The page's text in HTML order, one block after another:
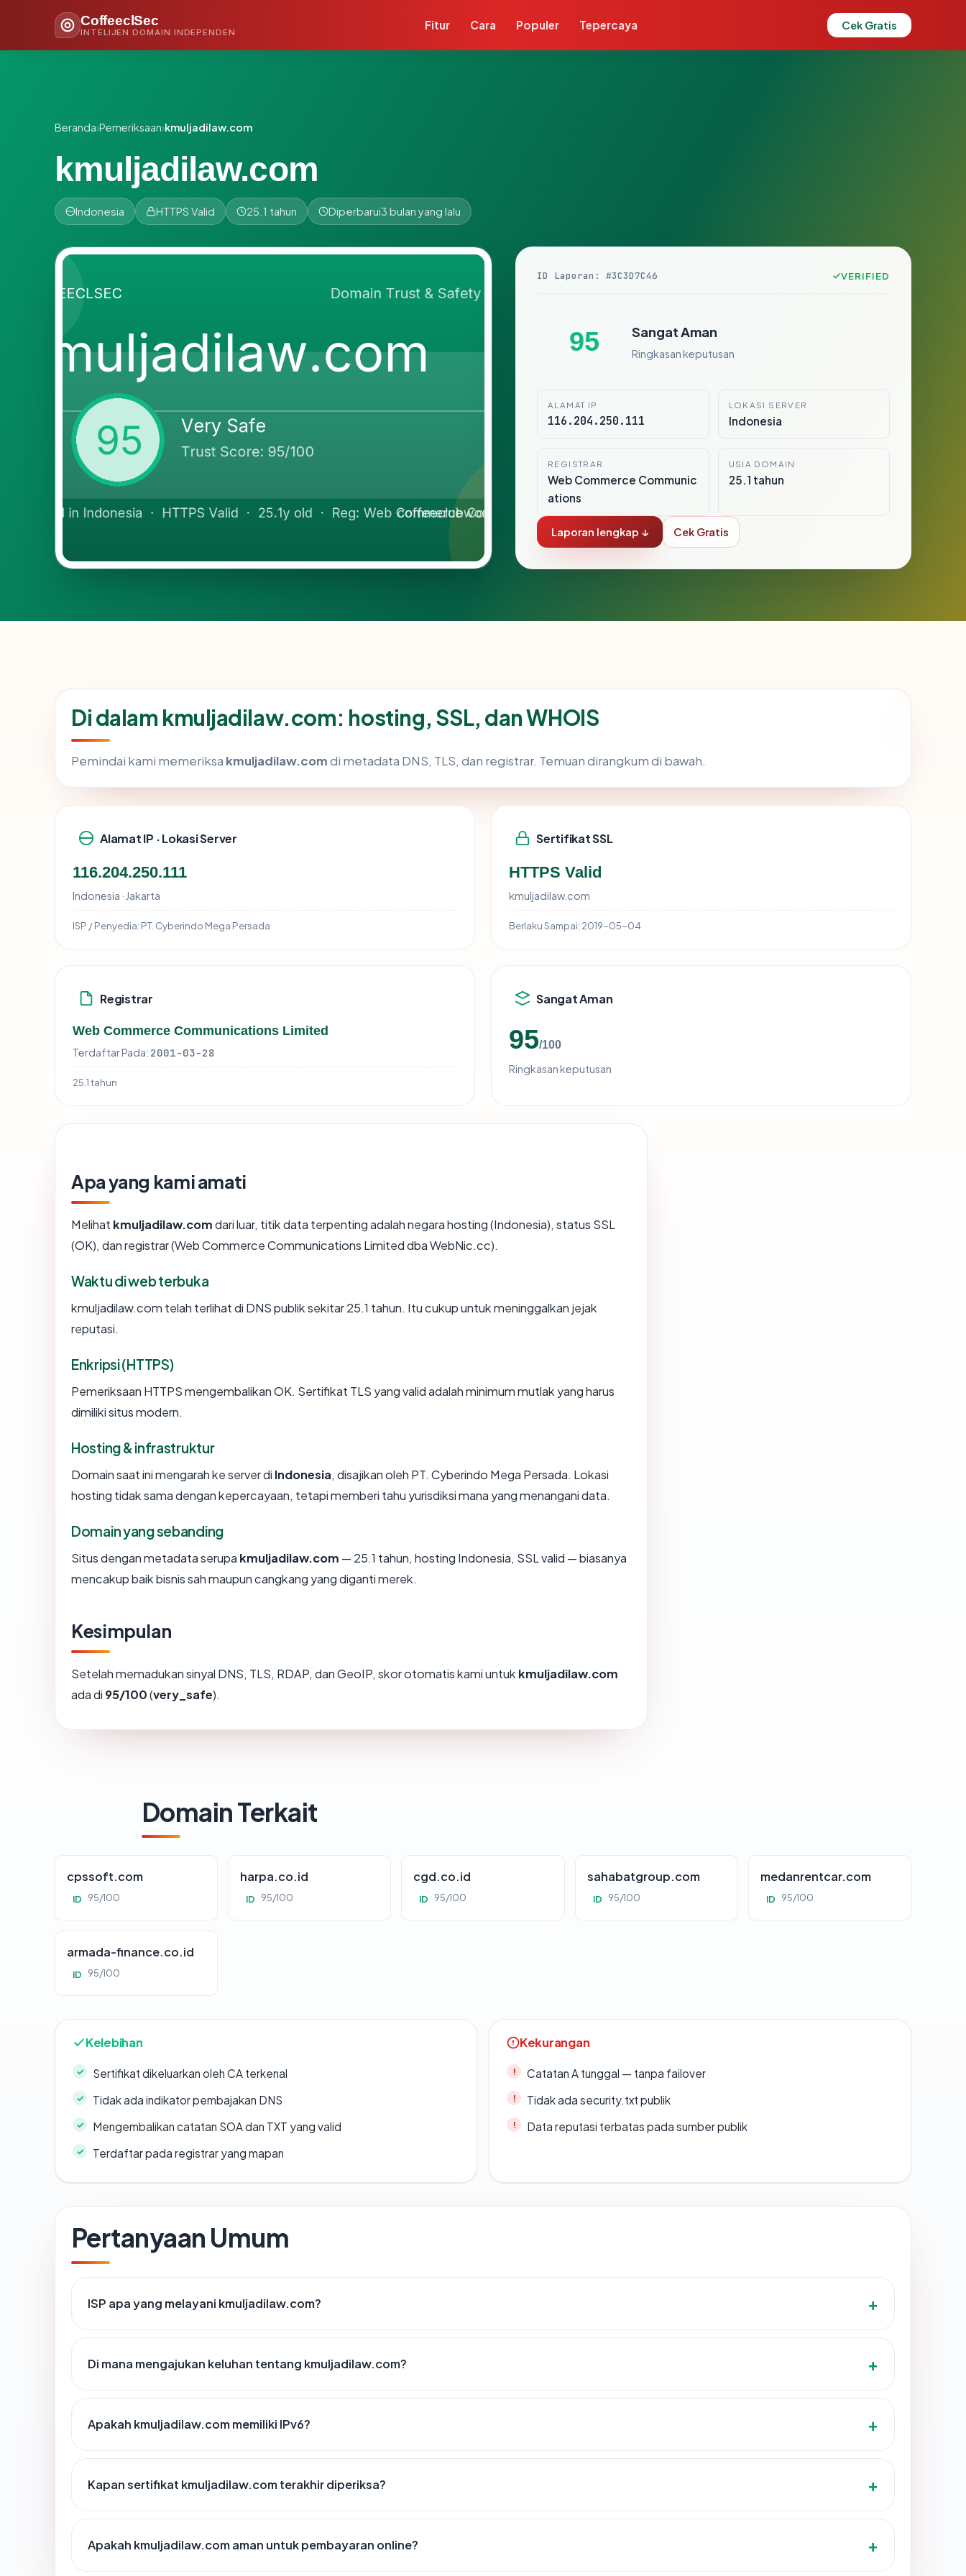
CoffeeclSec
INTELIJEN DOMAIN INDEPENDEN
Fitur Cara Populer Tepercaya Cek Gratis
Beranda›Pemeriksaan›kmuljadilaw.com
kmuljadilaw.com
Indonesia HTTPS Valid 25.1 tahun Diperbarui3 bulan yang lalu
ID Laporan: #3C3D7C46 VERIFIED
95 Sangat Aman
Ringkasan keputusan
ALAMAT IP
116.204.250.111
LOKASI SERVER
Indonesia
REGISTRAR
Web Commerce Communic
ations
USIA DOMAIN
25.1 tahun
Laporan lengkap ↓ Cek Gratis
Di dalam kmuljadilaw.com: hosting, SSL, dan WHOIS
Pemindai kami memeriksa kmuljadilaw.comdi metadata DNS, TLS, dan registrar. Temuan dirangkum di bawah.
Alamat IP · Lokasi Server
116.204.250.111
Indonesia · Jakarta
ISP / Penyedia: PT. Cyberindo Mega Persada
Sertifikat SSL
HTTPS Valid
kmuljadilaw.com
Berlaku Sampai: 2019-05-04
Registrar
Web Commerce Communications Limited
Terdaftar Pada: 2001-03-28
25.1 tahun
Sangat Aman
95/100
Ringkasan keputusan
Apa yang kami amati
Melihat kmuljadilaw.comdari luar, titik data terpenting adalah negara hosting (Indonesia), status SSL
(OK), dan registrar (Web Commerce Communications Limited dba WebNic.cc).
Waktu di web terbuka
kmuljadilaw.com telah terlihat di DNS publik sekitar 25.1 tahun. Itu cukup untuk meninggalkan jejak
reputasi.
Enkripsi (HTTPS)
Pemeriksaan HTTPS mengembalikan OK. Sertifikat TLS yang valid adalah minimum mutlak yang harus
dimiliki situs modern.
Hosting & infrastruktur
Domain saat ini mengarah ke server di Indonesia, disajikan oleh PT. Cyberindo Mega Persada. Lokasi
hosting tidak sama dengan kepercayaan, tetapi memberi tahu yurisdiksi mana yang menangani data.
Domain yang sebanding
Situs dengan metadata serupa kmuljadilaw.com — 25.1 tahun, hosting Indonesia, SSL valid — biasanya
mencakup baik bisnis sah maupun cangkang yang diganti merek.
Kesimpulan
Setelah memadukan sinyal DNS, TLS, RDAP, dan GeoIP, skor otomatis kami untuk kmuljadilaw.com
ada di 95/100(very_safe).
Domain Terkait
cpssoft.com
ID 95/100
harpa.co.id
ID 95/100
cgd.co.id
ID 95/100
sahabatgroup.com
ID 95/100
medanrentcar.com
ID 95/100
armada-finance.co.id
ID 95/100
Kelebihan
Sertifikat dikeluarkan oleh CA terkenal
Tidak ada indikator pembajakan DNS
Mengembalikan catatan SOA dan TXT yang valid
Terdaftar pada registrar yang mapan
Kekurangan
Catatan A tunggal — tanpa failover
Tidak ada security.txt publik
Data reputasi terbatas pada sumber publik
Pertanyaan Umum
ISP apa yang melayani kmuljadilaw.com?
Di mana mengajukan keluhan tentang kmuljadilaw.com?
Apakah kmuljadilaw.com memiliki IPv6?
Kapan sertifikat kmuljadilaw.com terakhir diperiksa?
Apakah kmuljadilaw.com aman untuk pembayaran online?